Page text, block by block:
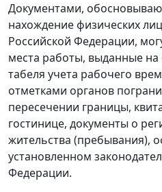
Документами,
нахождение физических
Российской Федерации,
места работы, выданные на
табеля учета рабочего
отметками органов
пересечении границы,
гостинице, документы о
жительства (пребывания),
установленном
Федерации.